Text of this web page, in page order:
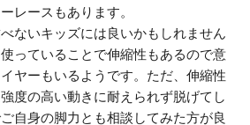
レースもあります。
ないキッズには良いかもしれません
っていることで伸縮性もあるので意
ヤーもいるようです。ただ、伸縮性
度の高い動きに耐えられず脱げてし
自身の脚力とも相談してみた方が良